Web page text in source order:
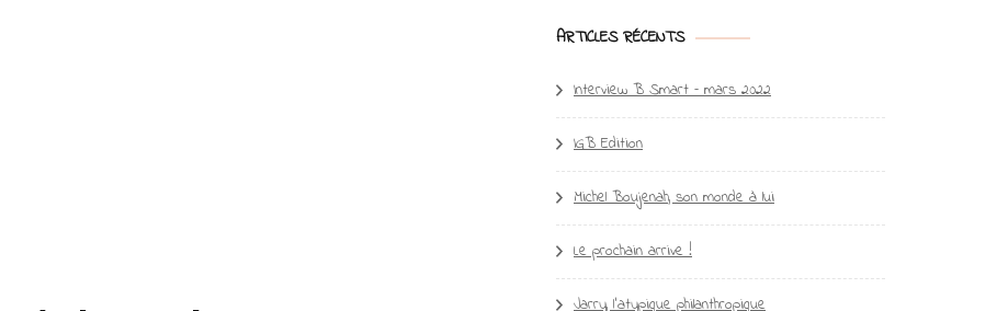
ARTICLES RÉCENTS
Interview B Smart – mars 2022
IGB Edition
Michel Boujenah, son monde à lui
Le prochain arrive !
Jarry, l’atypique philanthropique